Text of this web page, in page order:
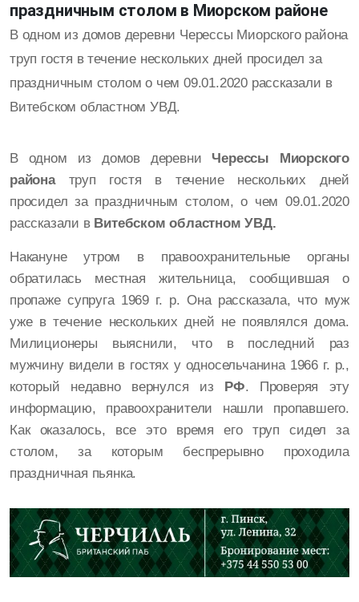
праздничным столом в Миорском районе
В одном из домов деревни Черессы Миорского района
труп гостя в течение нескольких дней просидел за
праздничным столом о чем 09.01.2020 рассказали в
Витебском областном УВД.
В одном из домов деревни Черессы Миорского
районатруп гостя в течение нескольких дней
просидел за праздничным столом, о чем 09.01.2020
рассказали в Витебском областном УВД.
Накануне утром в правоохранительные органы
обратилась местная жительница, сообщившая о
пропаже супруга 1969 г. р. Она рассказала, что муж
уже в течение нескольких дней не появлялся дома.
Милиционеры выяснили, что в последний раз
мужчину видели в гостях у односельчанина 1966 г. р.,
который недавно вернулся из
РФ. Проверяя эту
информацию, правоохранители нашли пропавшего.
Как оказалось, все это время его труп сидел за
столом, за которым беспрерывно проходила
праздничная пьянка.